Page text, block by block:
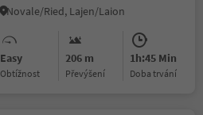
Novale/Ried, Lajen/Laion
Easy
Obtížnost
206 m
Převýšení
1h:45 Min
doba trvání